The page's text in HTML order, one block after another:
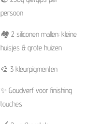
persoon
🏘️ 2 siliconen mallen: kleine
huisjes & grote huizen
🎨 3 kleurpigmenten
✨ Goudverf voor finishing
touches